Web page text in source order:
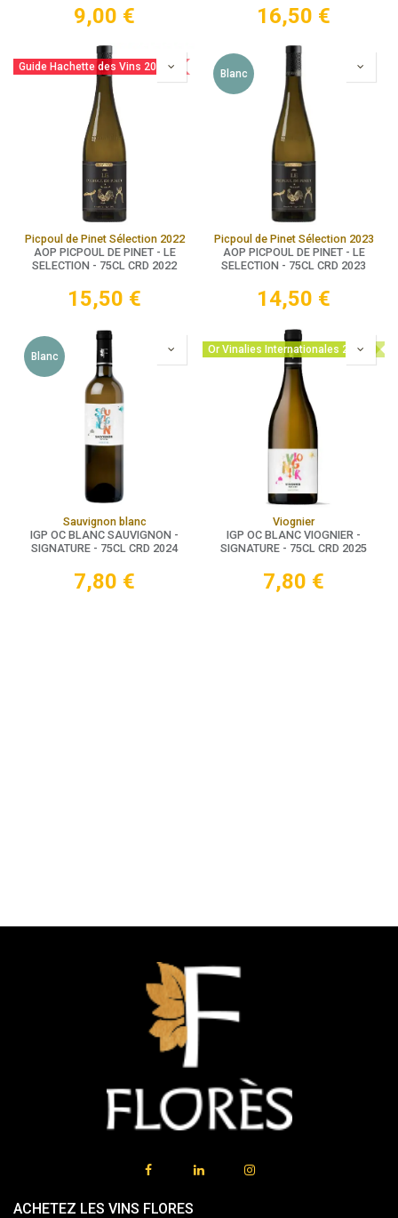
9,00 € 16,50 €
Guide Hachette des Vins 2025
Picpoul de Pinet Sélection 2022
AOP PICPOUL DE PINET - LE
SELECTION - 75CL CRD 2022
15,50 €
Blanc
Picpoul de Pinet Sélection 2023
AOP PICPOUL DE PINET - LE
SELECTION - 75CL CRD 2023
14,50 €
Blanc
Sauvignon blanc
IGP OC BLANC SAUVIGNON -
SIGNATURE - 75CL CRD 2024
7,80 €
Or Vinalies Internationales 2025
Viognier
IGP OC BLANC VIOGNIER -
SIGNATURE - 75CL CRD 2025
7,80 €
ACHETEZ LES VINS FLORES